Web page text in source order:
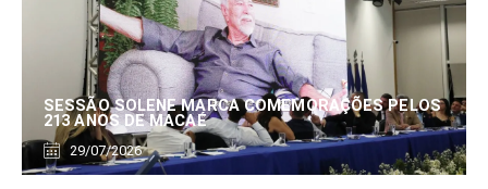
SESSÃO SOLENE MARCA COMEMORAÇÕES PELOS
213 ANOS DE MACAÉ
29/07/2026